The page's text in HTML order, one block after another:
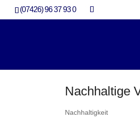
(07426) 96 37 93 0
Nachhaltige
Nachhaltigkeit